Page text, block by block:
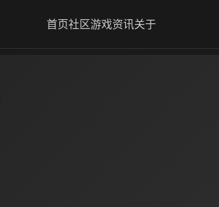
首页社区游戏资讯关于